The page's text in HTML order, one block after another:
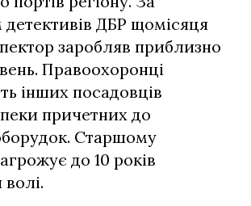
детективів ДБР щомісяця
заробляв приблизно
Правоохоронці
інших посадовців
причетних до
Старшому
до 10 років